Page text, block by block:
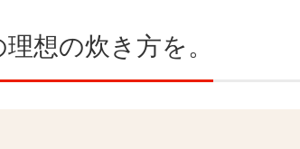
想の炊き方を。